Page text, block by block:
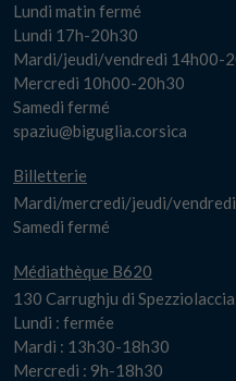
Lundi matin fermé
Lundi 17h-20h30
Mardi/jeudi/vendredi 14h00-
Mercredi 10h00-20h30
Samedi fermé
spaziu@biguglia.corsica
Billetterie
Mardi/mercredi/jeudi/
Samedi fermé
Médiathèque B620
130 Carrughju di Spezziolaccia
Lundi : fermée
Mardi : 13h30-18h30
Mercredi : 9h-18h30